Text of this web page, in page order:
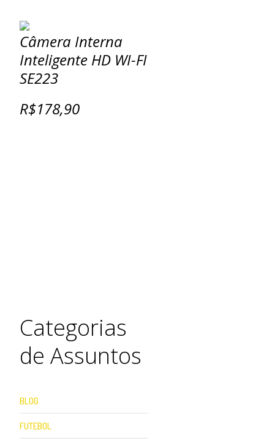
Câmera Interna
Inteligente HD WI-FI
SE223
R$178,90
Categorias
de Assuntos
BLOG
FUTEBOL